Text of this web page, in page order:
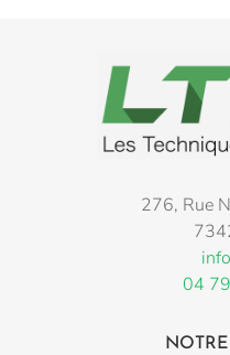
276, Rue
04